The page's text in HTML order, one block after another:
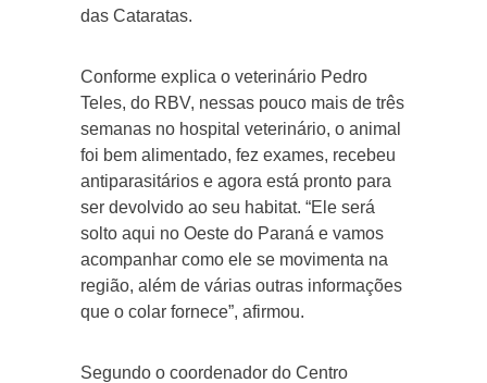
das Cataratas.
Conforme explica o veterinário Pedro
Teles, do RBV, nessas pouco mais de três
semanas no hospital veterinário, o animal
foi bem alimentado, fez exames, recebeu
antiparasitários e agora está pronto para
ser devolvido ao seu habitat. “Ele será
solto aqui no Oeste do Paraná e vamos
acompanhar como ele se movimenta na
região, além de várias outras informações
que o colar fornece”, afirmou.
Segundo o coordenador do Centro